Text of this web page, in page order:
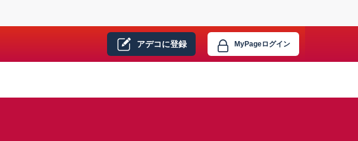
アデコに登録 MyPageログイン